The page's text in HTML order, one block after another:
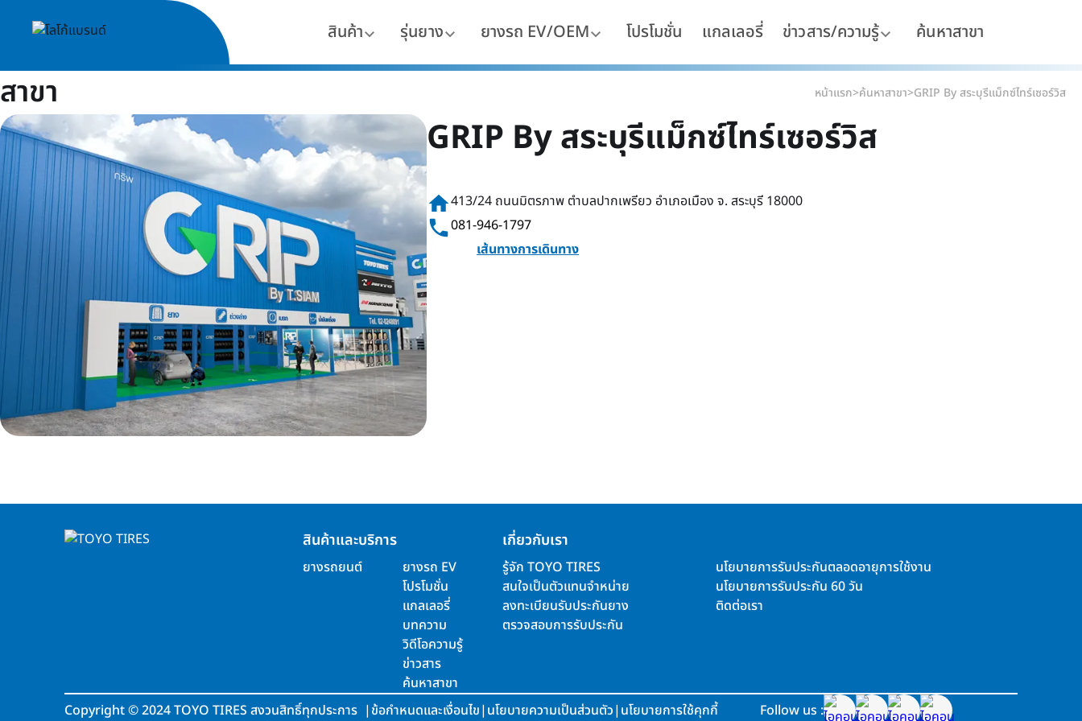
สินค้า รุ่นยาง ยางรถ EV/OEM โปรโมชั่น แกลเลอรี่ ข่าวสาร/ความรู้ ค้นหาสาขา
สาขา หน้าแรก>ค้นหาสาขา>GRIP By สระบุรีแม็กซ์ไทร์เซอร์วิส
GRIP By สระบุรีแม็กซ์ไทร์เซอร์วิส
home413/24 ถนนมิตรภาพ ตำบลปากเพรียว อำเภอเมือง จ. สระบุรี 18000
phone081-946-1797
เส้นทางการเดินทาง
สินค้าและบริการ
ยางรถยนต์
ยางรถ EV
โปรโมชั่น
แกลเลอรี่
บทความ
วิดีโอความรู้
ข่าวสาร
ค้นหาสาขา
เกี่ยวกับเรา
รู้จัก TOYO TIRES
สนใจเป็นตัวแทนจำหน่าย
ลงทะเบียนรับประกันยาง
ตรวจสอบการรับประกัน
นโยบายการรับประกันตลอดอายุการใช้งาน
นโยบายการรับประกัน 60 วัน
ติดต่อเรา
Copyright©2024 TOYO TIRES สงวนสิทธิ์ทุกประการ | ข้อกำหนดและเงื่อนไข| นโยบายความเป็นส่วนตัว| นโยบายการใช้คุกกี้ Follow us :